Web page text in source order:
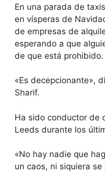
En una parada de
en vísperas de
de empresas de
esperando a que
de que está prohibido.
«Es decepcionante»,
Sharif.
Ha sido conductor de
Leeds durante los
«No hay nadie que
un caos, ni siquiera